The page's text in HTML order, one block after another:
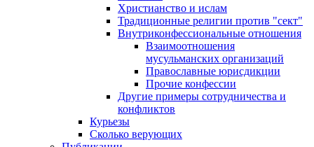
Христианство и ислам
Традиционные религии против "сект"
Внутриконфессиональные отношения
Взаимоотношения
мусульманских организаций
Православные юрисдикции
Прочие конфессии
Другие примеры сотрудничества и
конфликтов
Курьезы
Сколько верующих